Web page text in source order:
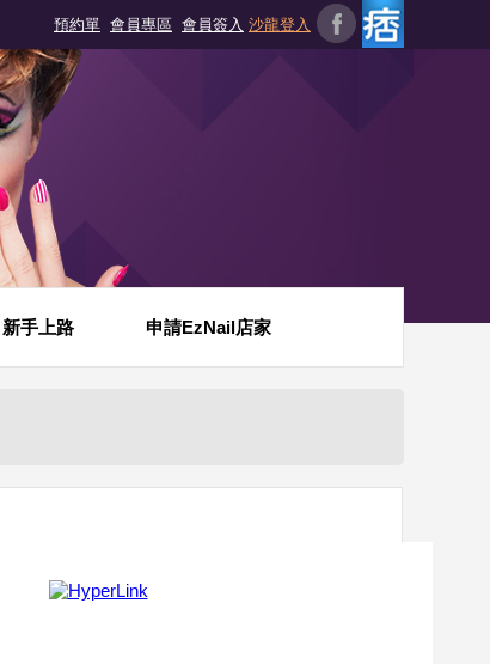
預約單 會員專區 會員簽入 沙龍登入
新手上路 申請EzNail店家